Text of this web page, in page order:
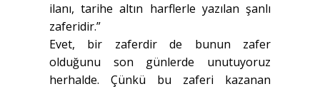
ilanı, tarihe altın harflerle yazılan şanlı
zaferidir.”
Evet, bir zaferdir de bunun zafer
olduğunu son günlerde unutuyoruz
herhalde. Çünkü bu zaferi kazanan